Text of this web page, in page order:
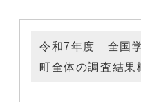
令和7年度 全国
町全体の調査結果